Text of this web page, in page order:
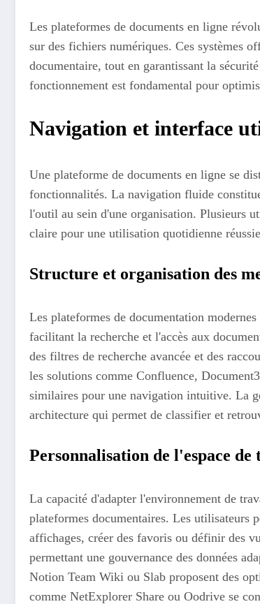
Les plateformes de documents en ligne
sur des fichiers numériques. Ces systèmes
documentaire, tout en garantissant la
fonctionnement est fondamental pour
Navigation et interface
Une plateforme de documents en ligne se
fonctionnalités. La navigation fluide
l'outil au sein d'une organisation. Plusieurs
claire pour une utilisation quotidienne
Structure et organisation des
Les plateformes de documentation
facilitant la recherche et l'accès aux
des filtres de recherche avancée et des
les solutions comme Confluence,
similaires pour une navigation intuitive. La
architecture qui permet de classifier et
Personnalisation de l'espace de
La capacité d'adapter l'environnement de
plateformes documentaires. Les utilisateurs
affichages, créer des favoris ou définir des
permettant une gouvernance des données
Notion Team Wiki ou Slab proposent des
comme NetExplorer Share ou Oodrive se